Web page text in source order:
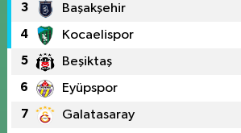
3 Başakşehir
4 Kocaelispor
5 Beşiktaş
6 Eyüpspor
7 Galatasaray